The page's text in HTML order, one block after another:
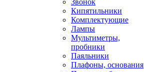
Звонок
Кипятильники
Комплектующие
Лампы
Мультиметры,
пробники
Паяльники
Плафоны, основания